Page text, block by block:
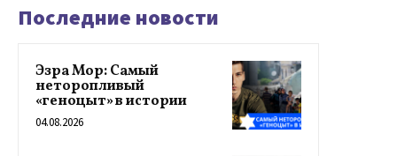
Последние новости
Эзра Мор: Самый
неторопливый
«геноцыт» в истории
04.08.2026